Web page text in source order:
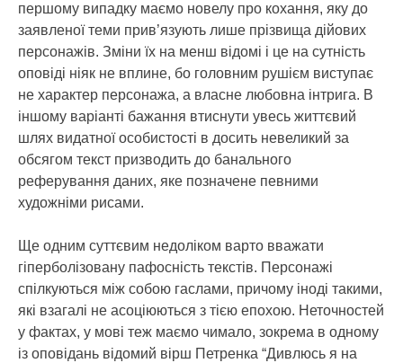
першому випадку маємо новелу про кохання, яку до
заявленої теми прив’язують лише прізвища дійових
персонажів. Зміни їх на менш відомі і це на сутність
оповіді ніяк не вплине, бо головним рушієм виступає
не характер персонажа, а власне любовна інтрига. В
іншому варіанті бажання втиснути увесь життєвий
шлях видатної особистості в досить невеликий за
обсягом текст призводить до банального
реферування даних, яке позначене певними
художніми рисами.
Ще одним суттєвим недоліком варто вважати
гіперболізовану пафосність текстів. Персонажі
спілкуються між собою гаслами, причому іноді такими,
які взагалі не асоціюються з тією епохою. Неточностей
у фактах, у мові теж маємо чимало, зокрема в одному
із оповідань відомий вірш Петренка “Дивлюсь я на